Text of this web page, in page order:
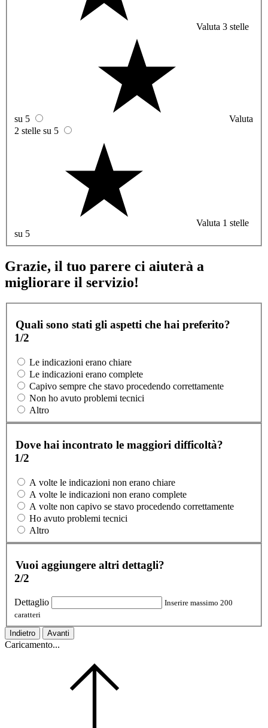
Valuta 3 stelle
su 5
Valuta
2 stelle su 5
Valuta 1 stelle
su 5
Grazie, il tuo parere ci aiuterà a
migliorare il servizio!
Quali sono stati gli aspetti che hai preferito?
1/2
Le indicazioni erano chiare
Le indicazioni erano complete
Capivo sempre che stavo procedendo correttamente
Non ho avuto problemi tecnici
Altro
Dove hai incontrato le maggiori difficoltà?
1/2
A volte le indicazioni non erano chiare
A volte le indicazioni non erano complete
A volte non capivo se stavo procedendo correttamente
Ho avuto problemi tecnici
Altro
Vuoi aggiungere altri dettagli?
2/2
Dettaglio
Inserire massimo 200
caratteri
Indietro Avanti
Caricamento...